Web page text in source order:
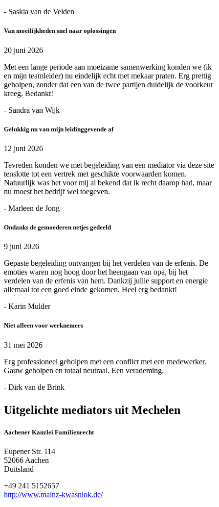
- Saskia van de Velden
Van moeilijkheden snel naar oplossingen
20 juni 2026
Met een lange periode aan moeizame samenwerking konden we (ik
en mijn teamleider) nu eindelijk echt met mekaar praten. Erg prettig
geholpen, zonder dat een van de twee partijen duidelijk de voorkeur
kreeg. Bedankt!
- Sandra van Wijk
Gelukkig nu van mijn leidinggevende af
12 juni 2026
Tevreden konden we met begeleiding van een mediator via deze site
tenslotte tot een vertrek met geschikte voorwaarden komen.
Natuurlijk was het voor mij al bekend dat ik recht daarop had, maar
nu moest het bedrijf wel toegeven.
- Marleen de Jong
Ondanks de gemoederen netjes gedeeld
9 juni 2026
Gepaste begeleiding ontvangen bij het verdelen van de erfenis. De
emoties waren nog hoog door het heengaan van opa, bij het
verdelen van de erfenis van hem. Dankzij jullie support en energie
allemaal tot een goed einde gekomen. Heel erg bedankt!
- Karin Mulder
Niet alleen voor werknemers
31 mei 2026
Erg professioneel geholpen met een conflict met een medewerker.
Gauw geholpen en totaal neutraal. Een verademing.
- Dirk van de Brink
Uitgelichte mediators uit Mechelen
Aachener Kanzlei Familienrecht
Eupener Str. 114
52066 Aachen
Duitsland
+49 241 5152657
http://www.mainz-kwasniok.de/